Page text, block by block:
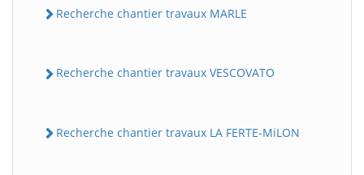
Recherche chantier travaux MARLE
Recherche chantier travaux VESCOVATO
Recherche chantier travaux LA FERTE-MiLON